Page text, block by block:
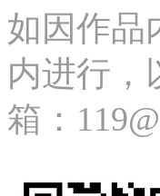
如因作品
内进行，
箱：